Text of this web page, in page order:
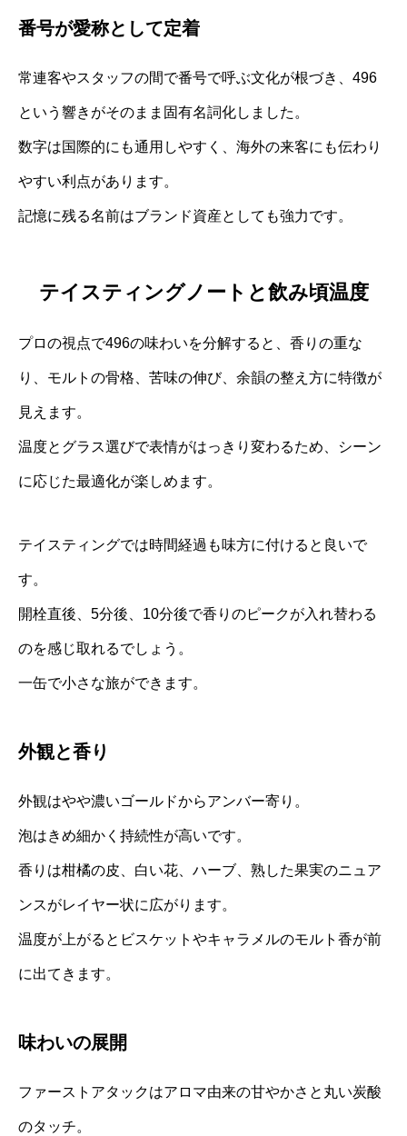
番号が愛称として定着
常連客やスタッフの間で番号で呼ぶ文化が根づき、496
という響きがそのまま固有名詞化しました。
数字は国際的にも通用しやすく、海外の来客にも伝わり
やすい利点があります。
記憶に残る名前はブランド資産としても強力です。
テイスティングノートと飲み頃温度
プロの視点で496の味わいを分解すると、香りの重な
り、モルトの骨格、苦味の伸び、余韻の整え方に特徴が
見えます。
温度とグラス選びで表情がはっきり変わるため、シーン
に応じた最適化が楽しめます。
テイスティングでは時間経過も味方に付けると良いで
す。
開栓直後、5分後、10分後で香りのピークが入れ替わる
のを感じ取れるでしょう。
一缶で小さな旅ができます。
外観と香り
外観はやや濃いゴールドからアンバー寄り。
泡はきめ細かく持続性が高いです。
香りは柑橘の皮、白い花、ハーブ、熟した果実のニュア
ンスがレイヤー状に広がります。
温度が上がるとビスケットやキャラメルのモルト香が前
に出てきます。
味わいの展開
ファーストアタックはアロマ由来の甘やかさと丸い炭酸
のタッチ。